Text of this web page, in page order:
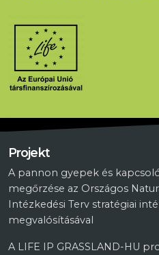
Projekt
A pannon gyepek és
megőrzése az Országos
Intézkedési Terv stratégiai
megvalósításával
A LIFE IP GRASSLAND-HU